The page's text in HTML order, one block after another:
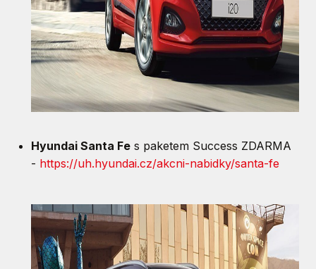
Hyundai Santa Fe s paketem Success ZDARMA
- https://uh.hyundai.cz/akcni-nabidky/santa-fe